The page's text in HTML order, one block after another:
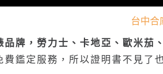
台中合
品牌，勞力士、卡地亞、歐米茄
費鑑定服務，所以證明書不見了